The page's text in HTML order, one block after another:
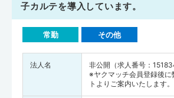
子カルテを導入しています。
常勤 その他
法人名
非公開（求人番号：
※ヤクマッチ会員登録後に
トよりご案内いたします。